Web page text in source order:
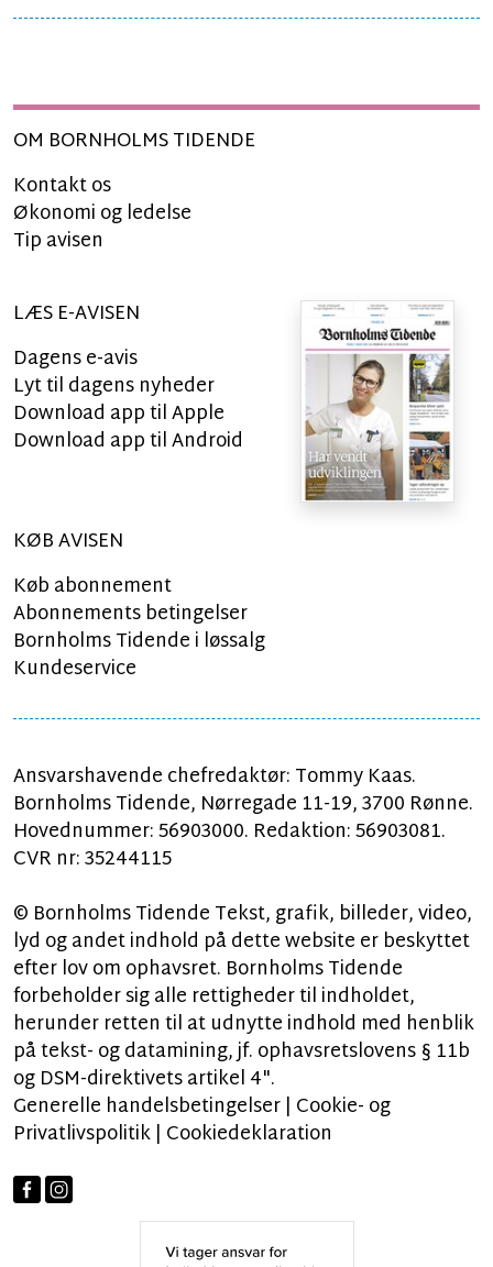
OM BORNHOLMS TIDENDE
Kontakt os
Økonomi og ledelse
Tip avisen
LÆS E-AVISEN
Dagens e-avis
Lyt til dagens nyheder
Download app til Apple
Download app til Android
KØB AVISEN
Køb abonnement
Abonnements betingelser
Bornholms Tidende i løssalg
Kundeservice
Ansvarshavende chefredaktør: Tommy Kaas.
Bornholms Tidende, Nørregade 11-19, 3700 Rønne.
Hovednummer: 56903000. Redaktion: 56903081.
CVR nr: 35244115
© Bornholms Tidende Tekst, grafik, billeder, video,
lyd og andet indhold på dette website er beskyttet
efter lov om ophavsret. Bornholms Tidende
forbeholder sig alle rettigheder til indholdet,
herunder retten til at udnytte indhold med henblik
på tekst- og datamining, jf. ophavsretslovens § 11b
og DSM-direktivets artikel 4".
Generelle handelsbetingelser| Cookie- og
Privatlivspolitik| Cookiedeklaration